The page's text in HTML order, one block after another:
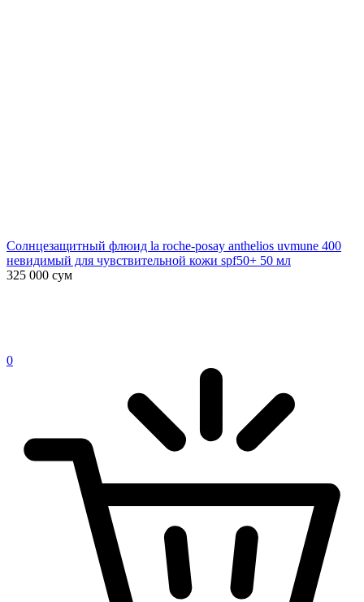
Солнцезащитный флюид la roche-posay anthelios uvmune 400
невидимый для чувствительной кожи spf50+ 50 мл
325 000 сум
0